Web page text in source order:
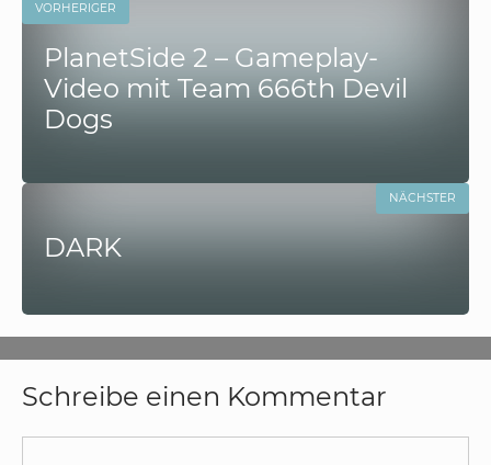
VORHERIGER
PlanetSide 2 – Gameplay-
Video mit Team 666th Devil
Dogs
DARK
NÄCHSTER
Schreibe einen Kommentar